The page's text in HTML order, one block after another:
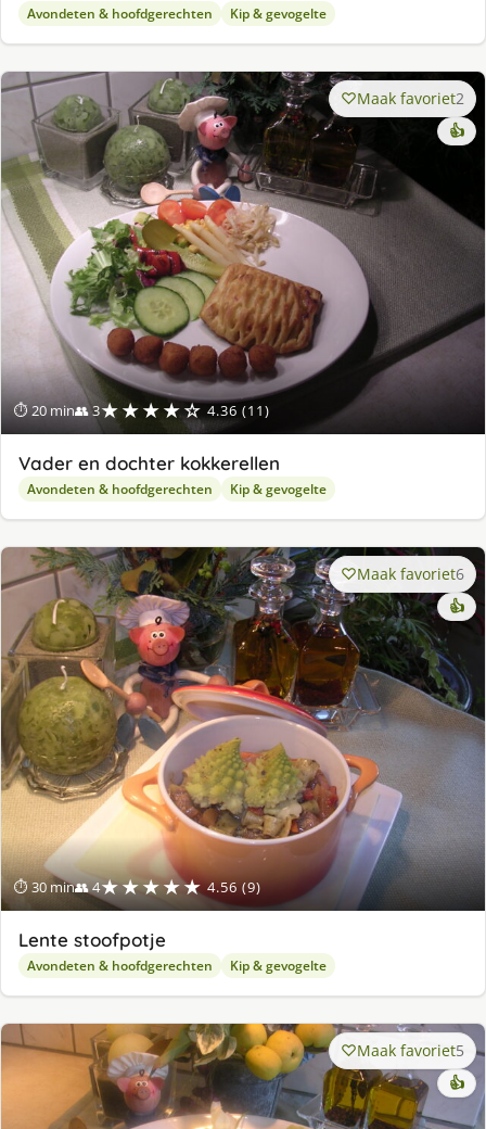
Avondeten & hoofdgerechten Kip & gevogelte
⏱ 20 min👥 3★★★★☆ 4.36 (11)
Maak favoriet2
👍
Vader en dochter kokkerellen
Avondeten & hoofdgerechten Kip & gevogelte
⏱ 30 min👥 4★★★★★ 4.56 (9)
Maak favoriet6
👍
Lente stoofpotje
Avondeten & hoofdgerechten Kip & gevogelte
Maak favoriet5
👍